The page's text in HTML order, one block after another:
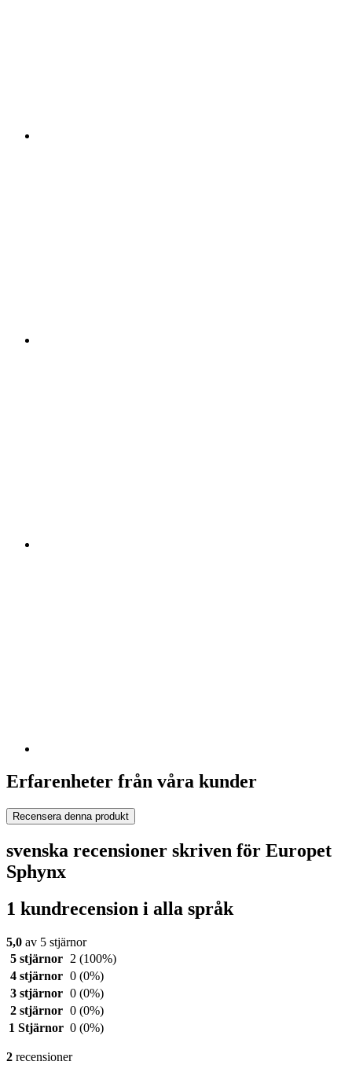
Erfarenheter från våra kunder
Recensera denna produkt
svenska recensioner skriven för Europet
Sphynx
1 kundrecension i alla språk
5,0 av 5 stjärnor
5 stjärnor
2 (100%)
4 stjärnor 0 (0%)
3 stjärnor 0 (0%)
2 stjärnor 0 (0%)
1 Stjärnor 0 (0%)
2 recensioner